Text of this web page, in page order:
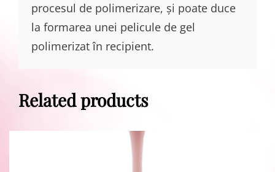
procesul de polimerizare, și poate duce
la formarea unei pelicule de gel
polimerizat în recipient.
Related products